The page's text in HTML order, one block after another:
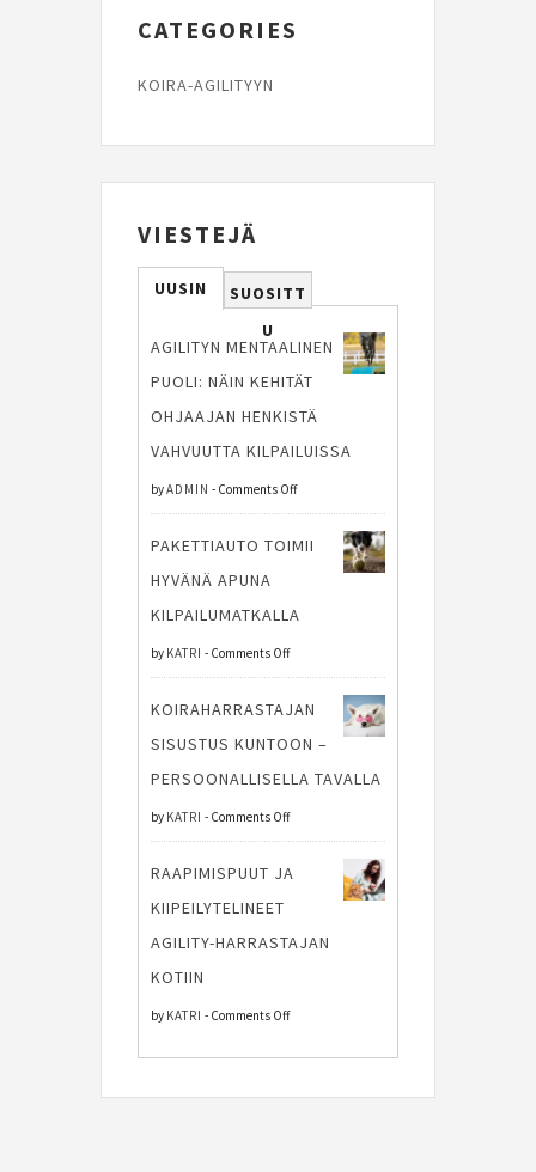
CATEGORIES
KOIRA-AGILITYYN
VIESTEJÄ
UUSIN
SUOSITT
U
AGILITYN MENTAALINEN
PUOLI: NÄIN KEHITÄT
OHJAAJAN HENKISTÄ
VAHVUUTTA KILPAILUISSA
byADMIN - Comments Offon
mentaalinen
Näin
ohjaajan
PAKETTIAUTO TOIMII
HYVÄNÄ APUNA
KILPAILUMATKALLA
by KATRI - Comments Offon
toimii
hyvänä
apuna
KOIRAHARRASTAJAN
SISUSTUS KUNTOON –
PERSOONALLISELLA TAVALLA
by KATRI - Comments Offon
sisustus
–
RAAPIMISPUUT JA
KIIPEILYTELINEET
AGILITY-HARRASTAJAN
KOTIIN
by KATRI - Comments Offon